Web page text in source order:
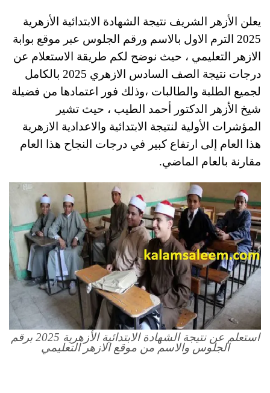
يعلن الأزهر الشريف نتيجة الشهادة الابتدائية الأزهرية
2025 الترم الاول بالاسم ورقم الجلوس عبر موقع بوابة
الازهر التعليمي ، حيث نوضح لكم طريقة الاستعلام عن
درجات نتيجة الصف السادس الازهري 2025 بالكامل
لجميع الطلبة والطالبات ،وذلك فور اعتمادها من فضيلة
شيخ الأزهر الدكتور أحمد الطيب ، حيث تشير
المؤشرات الأولية لنتيجة الابتدائية والاعدادية الازهرية
هذا العام إلى ارتفاع كبير في درجات النجاح هذا العام
مقارنة بالعام الماضي.
استعلم عن نتيجة الشهادة الابتدائية الأزهرية 2025 برقم
الجلوس والاسم من موقع الازهر التعليمي